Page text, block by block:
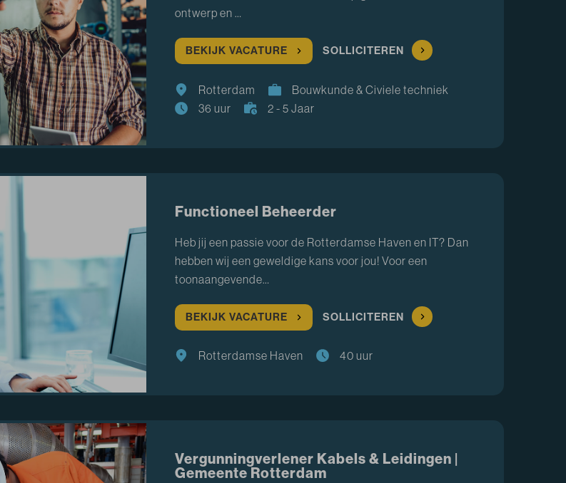
ontwerp en …
BEKIJK VACATURE SOLLICITEREN
Rotterdam
Bouwkunde & Civiele techniek
36 uur
2 - 5 Jaar
Functioneel Beheerder
Heb jij een passie voor de Rotterdamse Haven en IT? Dan
hebben wij een geweldige kans voor jou! Voor een
toonaangevende…
BEKIJK VACATURE SOLLICITEREN
Rotterdamse Haven 40 uur
Vergunningverlener Kabels & Leidingen |
Gemeente Rotterdam